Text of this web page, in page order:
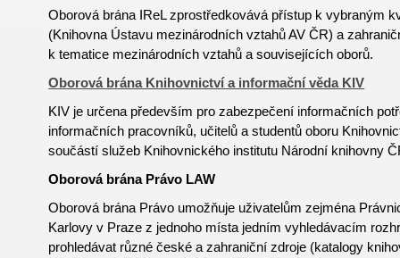
Oborová brána IReL zprostředkovává přístup k vybraným
(Knihovna Ústavu mezinárodních vztahů AV ČR) a
k tematice mezinárodních vztahů a souvisejících oborů.
Oborová brána Knihovnictví a informační věda KIV
KIV je určena především pro zabezpečení informačních
informačních pracovníků, učitelů a studentů oboru
součástí služeb Knihovnického institutu Národní knihovny
Oborová brána Právo LAW
Oborová brána Právo umožňuje uživatelům zejména
Karlovy v Praze z jednoho místa jedním vyhledávacím
prohledávat různé české a zahraniční zdroje (katalogy